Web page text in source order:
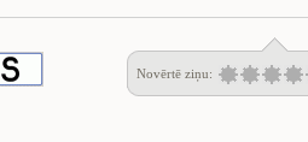
Novērtē ziņu: